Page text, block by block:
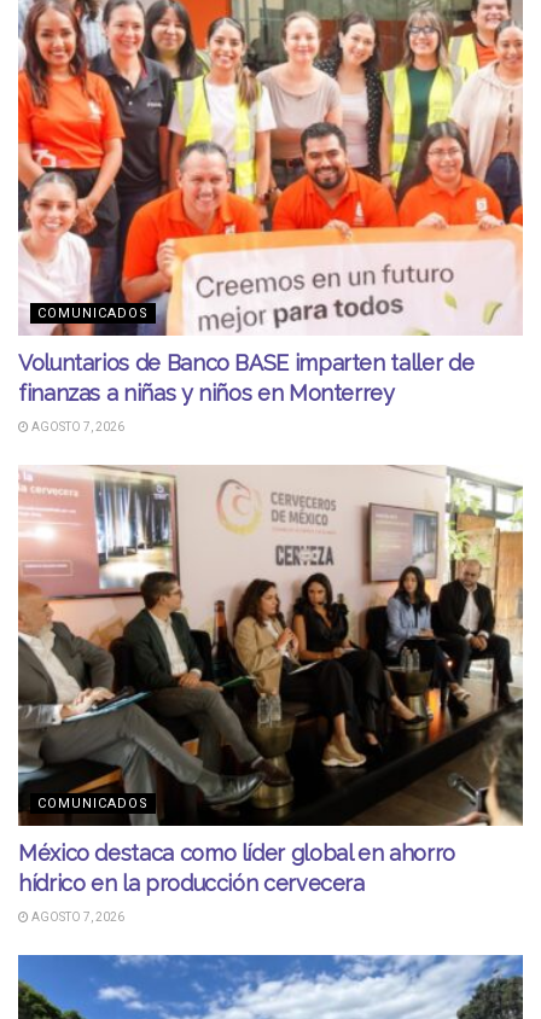
COMUNICADOS
Voluntarios de Banco BASE imparten taller de
finanzas a niñas y niños en Monterrey
AGOSTO 7, 2026
COMUNICADOS
México destaca como líder global en ahorro
hídrico en la producción cervecera
AGOSTO 7, 2026